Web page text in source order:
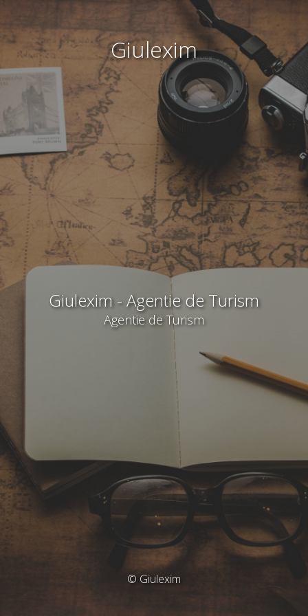
Giulexim
Giulexim - Agentie de Turism
Agentie de Turism
© Giulexim